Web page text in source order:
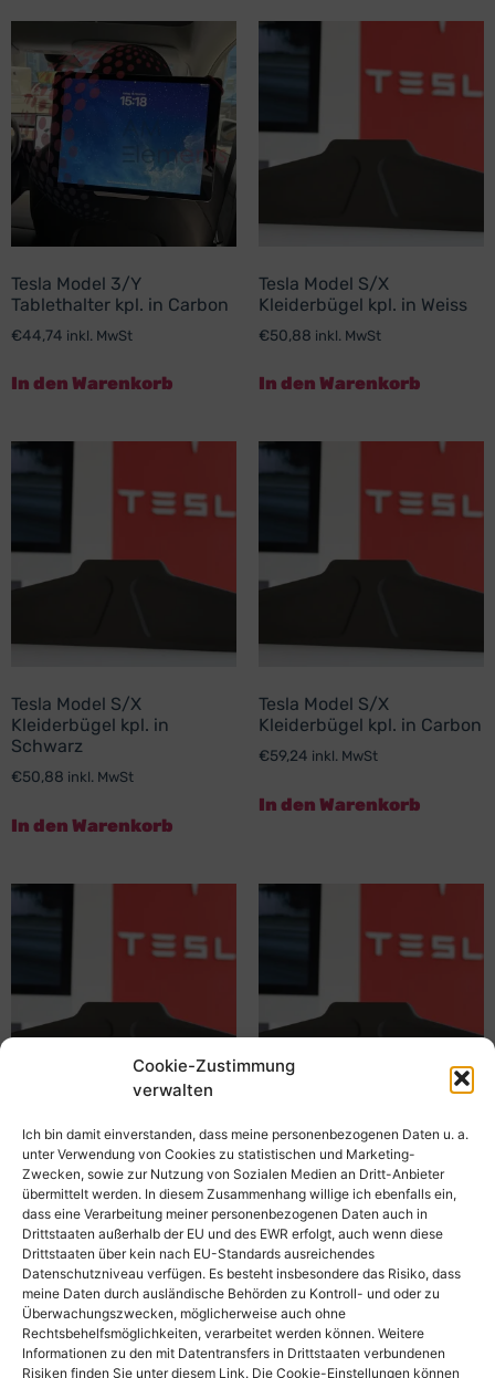
Cookie-Zustimmung
verwalten
Ich bin damit einverstanden, dass meine personenbezogenen Daten u. a.
unter Verwendung von Cookies zu statistischen und Marketing-
Zwecken, sowie zur Nutzung von Sozialen Medien an Dritt-Anbieter
übermittelt werden. In diesem Zusammenhang willige ich ebenfalls ein,
dass eine Verarbeitung meiner personenbezogenen Daten auch in
Drittstaaten außerhalb der EU und des EWR erfolgt, auch wenn diese
Drittstaaten über kein nach EU-Standards ausreichendes
Datenschutzniveau verfügen. Es besteht insbesondere das Risiko, dass
meine Daten durch ausländische Behörden zu Kontroll- und oder zu
Überwachungszwecken, möglicherweise auch ohne
Rechtsbehelfsmöglichkeiten, verarbeitet werden können. Weitere
Informationen zu den mit Datentransfers in Drittstaaten verbundenen
Risiken finden Sie unter diesem Link. Die Cookie-Einstellungen können
Tesla Model 3/Y
Tablethalter kpl. in Carbon
€44,74 inkl. MwSt
In den Warenkorb
Tesla Model S/X
Kleiderbügel kpl. in Weiss
€50,88 inkl. MwSt
In den Warenkorb
Tesla Model S/X
Kleiderbügel kpl. in
Schwarz
€50,88 inkl. MwSt
In den Warenkorb
Tesla Model S/X
Kleiderbügel kpl. in Carbon
€59,24 inkl. MwSt
In den Warenkorb
Tesla Model 3/Y
Kleiderbügel kpl. in
Schwarz
43,03 inkl. MwSt
In den Warenkorb
Tesla Model 3/Y
Kleiderbügel kpl. in Carbon
€49,63 inkl. MwSt
In den Warenkorb